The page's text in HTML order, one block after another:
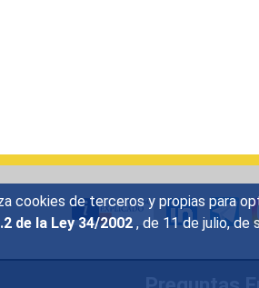
cookies de terceros y propias para
de la Ley 34/2002 , de 11 de julio,